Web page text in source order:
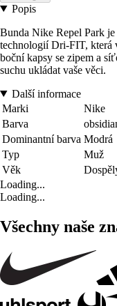
Popis
Bunda Nike Repel Park
technologií Dri-FIT, která
boční kapsy se zipem a
suchu ukládat vaše věci.
Další informace
Marki
Nike
Barva
Dominantní barva Modrá
Typ
Muž
Věk
Loading...
Loading...
Všechny naše